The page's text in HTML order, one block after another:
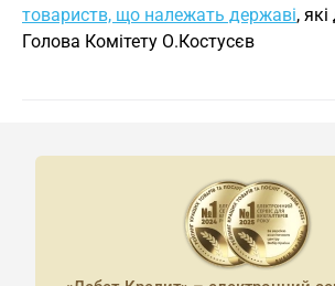
товариств, що належать державі,
Голова Комітету О.Костусєв